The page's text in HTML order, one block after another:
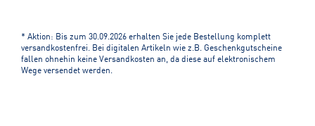
* Aktion: Bis zum 30.09.2026 erhalten Sie jede Bestellung komplett
versandkostenfrei. Bei digitalen Artikeln wie z.B. Geschenkgutscheine
fallen ohnehin keine Versandkosten an, da diese auf elektronischem
Wege versendet werden.